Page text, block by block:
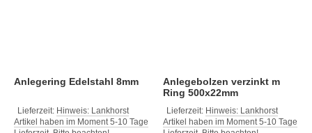
Anlegering Edelstahl 8mm
Lieferzeit: Hinweis: Lankhorst
Artikel haben im Moment 5-10 Tage
Anlegebolzen verzinkt m
Ring 500x22mm
Lieferzeit: Hinweis: Lankhorst
Artikel haben im Moment 5-10 Tage